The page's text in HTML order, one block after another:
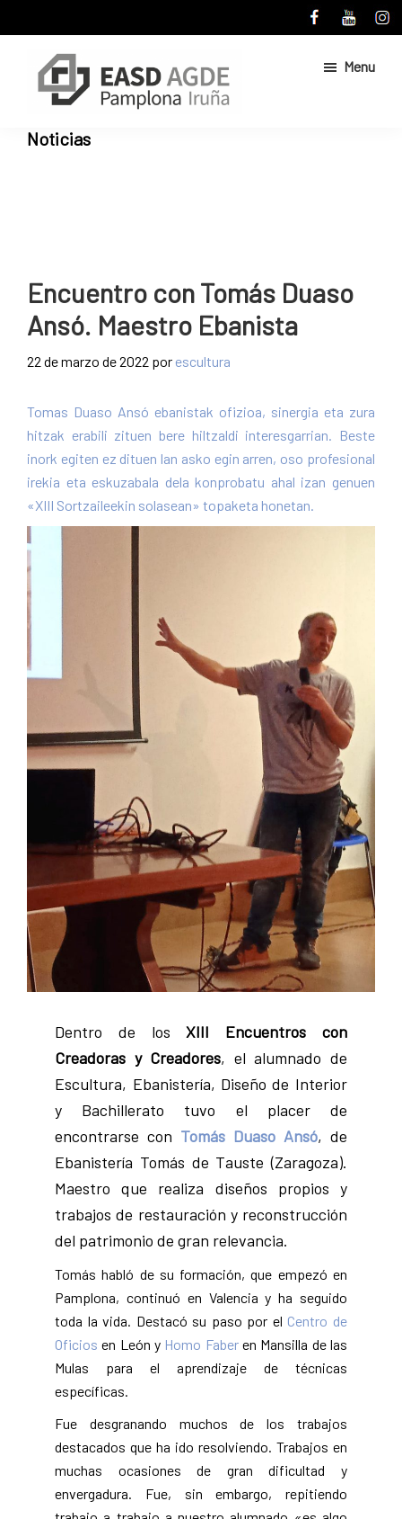
to
content
to
Escuela
de
Sitio
y
Superior
Diseño
Pamplona
Menu
Noticias
Encuentro con Tomás Duaso
Ansó. Maestro Ebanista
22 de marzo de 2022 por escultura
Tomas Duaso Ansó ebanistak ofizioa, sinergia eta zura
hitzak erabili zituen bere hiltzaldi interesgarrian. Beste
inork egiten ez dituen lan asko egin arren, oso profesional
irekia eta eskuzabala dela konprobatu ahal izan genuen
«XIII Sortzaileekin solasean» topaketa honetan.
Dentro de losXIII Encuentros con
Creadoras y Creadores, el alumnado de
Escultura, Ebanistería, Diseño de Interior
y Bachillerato tuvo el placer de
encontrarse con Tomás Duaso Ansó, de
Ebanistería Tomás de Tauste (Zaragoza).
Maestro que realiza diseños propios y
trabajos de restauración y reconstrucción
del patrimonio de gran relevancia.
Tomás habló de su formación, que empezó en
Pamplona, continuó en Valencia y ha seguido
toda la vida. Destacó su paso por el Centro de
Oficios en León y Homo Faberen Mansilla de las
Mulas para el aprendizaje de técnicas
específicas.
Fue desgranando muchos de los trabajos
destacados que ha ido resolviendo. Trabajos en
muchas ocasiones de gran dificultad y
envergadura. Fue, sin embargo, repitiendo